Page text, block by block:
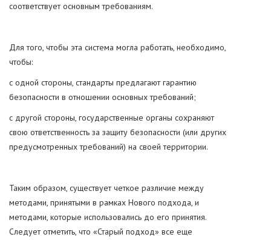
соответствует основным требованиям.
Для того, чтобы эта система могла работать, необходимо,
чтобы:
с одной стороны, стандарты предлагают гарантию
безопасности в отношении основных требований;
с другой стороны, государственные органы сохраняют
свою ответственность за защиту безопасности (или других
предусмотренных требований) на своей территории.
Таким образом, существует четкое различие между
методами, принятыми в рамках Нового подхода, и
методами, которые использовались до его принятия.
Следует отметить, что «Старый подход» все еще